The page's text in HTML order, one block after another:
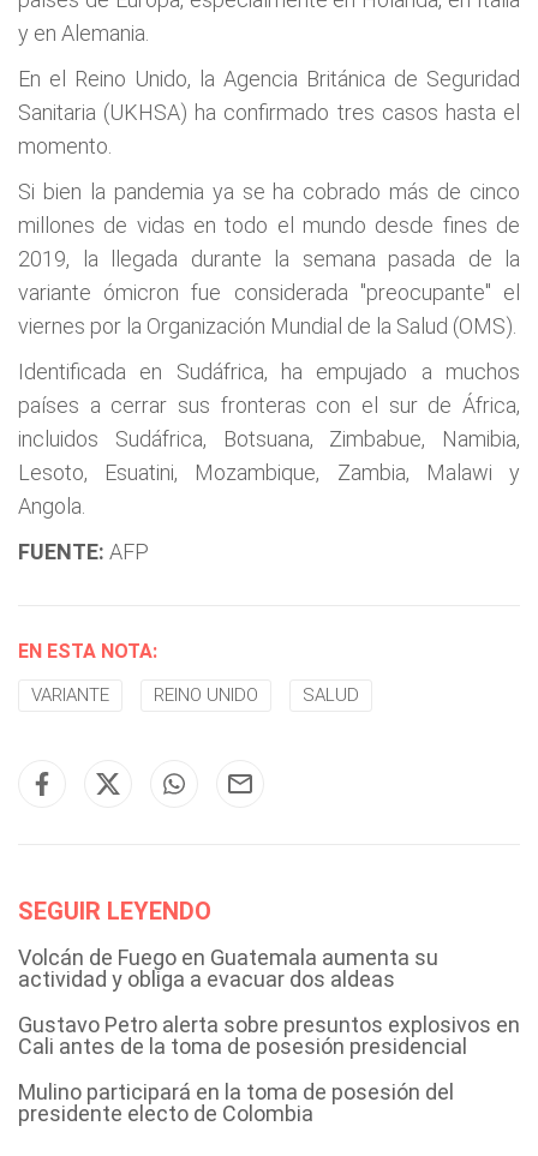
y en Alemania.
En el Reino Unido, la Agencia Británica de Seguridad
Sanitaria (UKHSA) ha confirmado tres casos hasta el
momento.
Si bien la pandemia ya se ha cobrado más de cinco
millones de vidas en todo el mundo desde fines de
2019, la llegada durante la semana pasada de la
variante ómicron fue considerada "preocupante" el
viernes por la Organización Mundial de la Salud (OMS).
Identificada en Sudáfrica, ha empujado a muchos
países a cerrar sus fronteras con el sur de África,
incluidos Sudáfrica, Botsuana, Zimbabue, Namibia,
Lesoto, Esuatini, Mozambique, Zambia, Malawi y
Angola.
FUENTE: AFP
EN ESTA NOTA:
VARIANTE REINO UNIDO SALUD
SEGUIR LEYENDO
Volcán de Fuego en Guatemala aumenta su
actividad y obliga a evacuar dos aldeas
Gustavo Petro alerta sobre presuntos explosivos en
Cali antes de la toma de posesión presidencial
Mulino participará en la toma de posesión del
presidente electo de Colombia